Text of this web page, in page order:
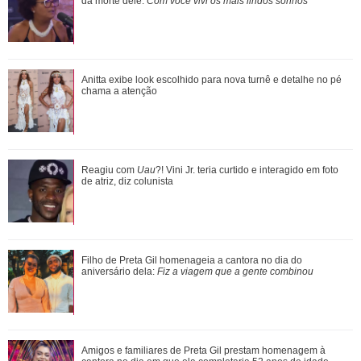
Atriz de The Studio fala sobre participação especial de
Madonna na segunda temporada da sé...
Nazli elabora um plano para pedir desculpas a Omer. Veja o
que vai rolar em Coração de Mã...
Xuxa Meneghel, Angélica, Eliana... Veja um antes e depois
das antigas apresentadoras infanti...
Ariana Grande faz desabafo em show sobre decisão de
Anitta exibe look escolhido para nova turnê e detalhe no pé
chama a atenção
Reagiu com Uau?! Vini Jr. teria curtido e interagido em foto
de atriz, diz colunista
Filho de Preta Gil homenageia a cantora no dia do
aniversário dela: Fiz a viagem que a gente combinou
Amigos e familiares de Preta Gil prestam homenagem à